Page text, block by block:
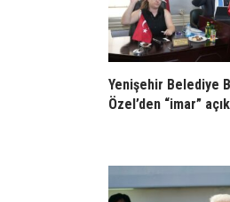
Yenişehir Belediye
Özel’den “imar”